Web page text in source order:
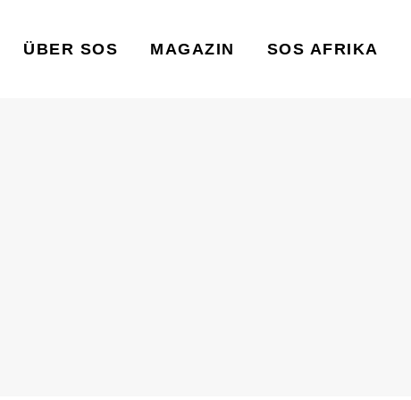
ÜBER SOS MAGAZIN SOS AFRIKA